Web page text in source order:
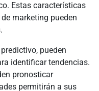
Estas características
marketing pueden
pueden
identificar tendencias.
pronosticar
permitirán a sus